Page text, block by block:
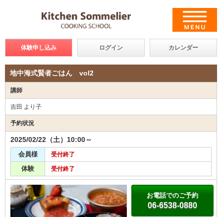
体験申し込み ログイン カレンダー
地中海式賢者ごはん vol2
講師
吉田 より子
予約状況
2025/02/22（土）10:00～
会員様 受付終了
体験 受付終了
お電話でのご予約
06-6538-0880